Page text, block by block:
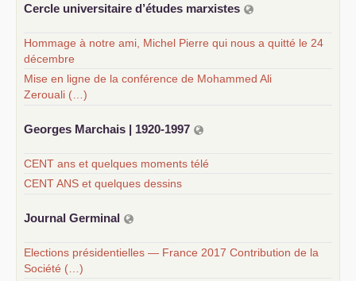
Cercle universitaire d’études marxistes
Hommage à notre ami, Michel Pierre qui nous a quitté le 24
décembre
Mise en ligne de la conférence de Mohammed Ali
Zerouali (…)
Georges Marchais | 1920-1997
CENT ans et quelques moments télé
CENT ANS et quelques dessins
Journal Germinal
Elections présidentielles — France 2017 Contribution de la
Société (…)